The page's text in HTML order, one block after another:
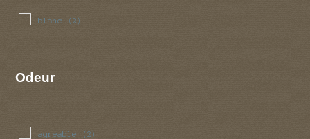
blanc (2)
Odeur
agreable (2)